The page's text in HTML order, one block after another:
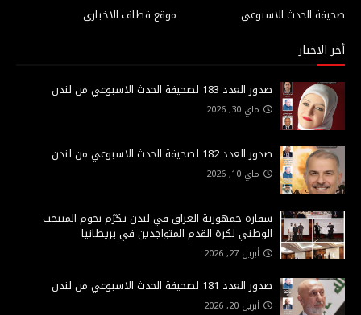
موقع قطاف الاخباري
صحيفة الحدث الاسبوعي
أخر الاخبار
صدور العدد 183 لصحيفة الحدث الاسبوعي من لندن
ماي 30, 2026
صدور العدد 182 لصحيفة الحدث الاسبوعي من لندن
ماي 10, 2026
سفارة جمهورية العراق في لندن تكرّم نجوم المنتخب
الوطني لكرة القدم المتواجدين في بريطانيا
أبريل 27, 2026
صدور العدد 181 لصحيفة الحدث الاسبوعي من لندن
أبريل 20, 2026